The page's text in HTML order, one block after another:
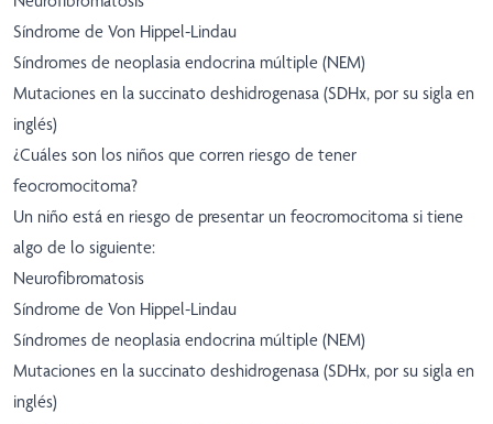
Síndrome de Von Hippel-Lindau
Síndromes de neoplasia endocrina múltiple (NEM)
Mutaciones en la succinato deshidrogenasa (SDHx, por su sigla en
inglés)
¿Cuáles son los niños que corren riesgo de tener
feocromocitoma?
Un niño está en riesgo de presentar un feocromocitoma si tiene
algo de lo siguiente:
Neurofibromatosis
Síndrome de Von Hippel-Lindau
Síndromes de neoplasia endocrina múltiple (NEM)
Mutaciones en la succinato deshidrogenasa (SDHx, por su sigla en
inglés)